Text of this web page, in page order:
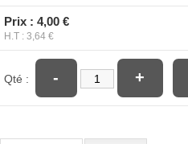
Prix : 4,00 €
H.T : 3,64 €
Qté : - +